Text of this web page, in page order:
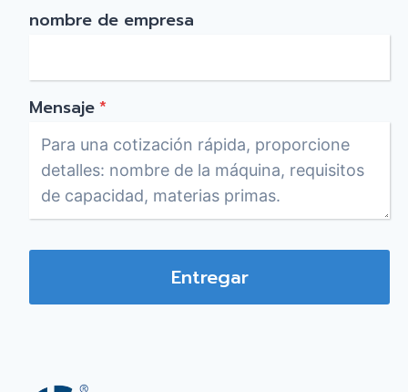
nombre de empresa
Mensaje*
Entregar